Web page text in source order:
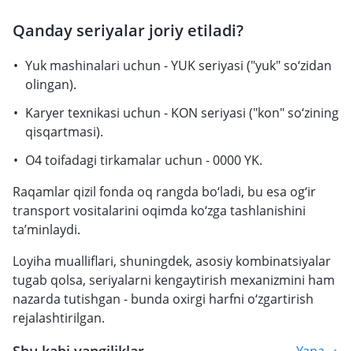
Qanday seriyalar joriy etiladi?
Yuk mashinalari uchun - YUK seriyasi ("yuk" so‘zidan
olingan).
Karyer texnikasi uchun - KON seriyasi ("kon" so‘zining
qisqartmasi).
O4 toifadagi tirkamalar uchun - 0000 YK.
Raqamlar qizil fonda oq rangda bo‘ladi, bu esa og‘ir
transport vositalarini oqimda ko‘zga tashlanishini
ta’minlaydi.
Loyiha mualliflari, shuningdek, asosiy kombinatsiyalar
tugab qolsa, seriyalarni kengaytirish mexanizmini ham
nazarda tutishgan - bunda oxirgi harfni o‘zgartirish
rejalashtirilgan.